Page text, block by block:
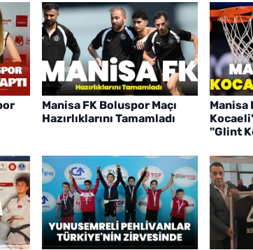
Manisa FK Boluspor Maçı
Hazırlıklarını Tamamladı
Manisa
"Glint